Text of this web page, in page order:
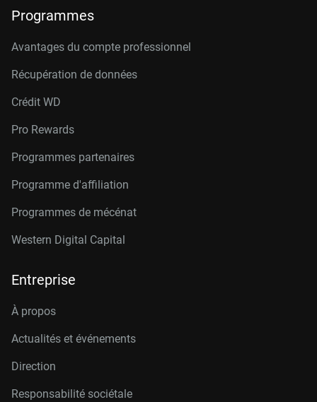
Programmes
Avantages du compte professionnel
Récupération de données
Crédit WD
Pro Rewards
Programmes partenaires
Programme d'affiliation
Programmes de mécénat
Western Digital Capital
Entreprise
À propos
Actualités et événements
Direction
Responsabilité sociétale